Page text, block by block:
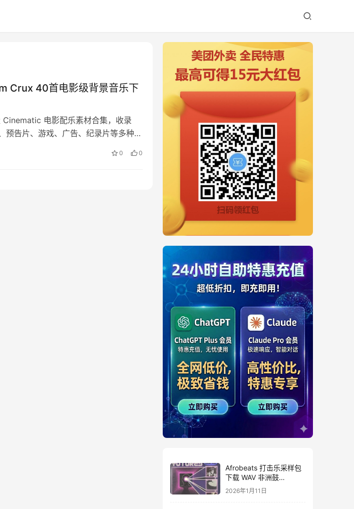
Crux 40首电影级背景音乐下
电影配乐素材合集，收录
告片、游戏、广告、纪录片等多种视
0 0
Afrobeats 打击乐采样包
下载 WAV 非洲鼓
Amapiano Afro House
Futures Vol 2
2026年1月11日